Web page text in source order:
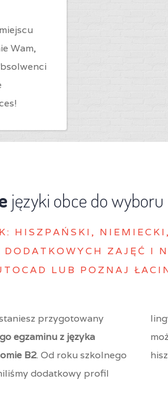
Wam,
języki obce do wyboru
HISZPAŃSKI,
ZAJĘĆ I
LUB POZNAJ
przygotowany
egzaminu z języka
B2. Od roku szkolnego
dodatkowy profil